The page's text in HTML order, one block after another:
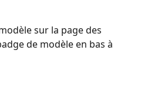
sur la page des
de modèle en bas à